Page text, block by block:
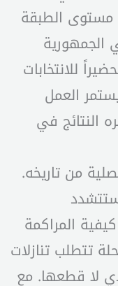
مستوى الطبقة
الجمهورية
للانتخابات
العمل
النتائج في
من تاريخه.
المراكمة
تتطلب تنازلات
لا قطعها. مع